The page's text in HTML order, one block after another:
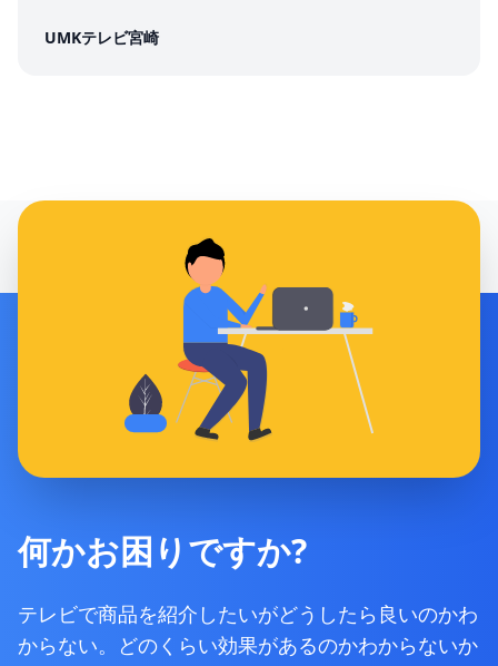
は、レポーターによる体験ができない場合がございます。
を招いて、子育て・孫育て世代に楽しんで観てもらえる番
UMKテレビ宮崎
何かお困りですか?
テレビで商品を紹介したいがどうしたら良いのかわ
からない。どのくらい効果があるのかわからないか